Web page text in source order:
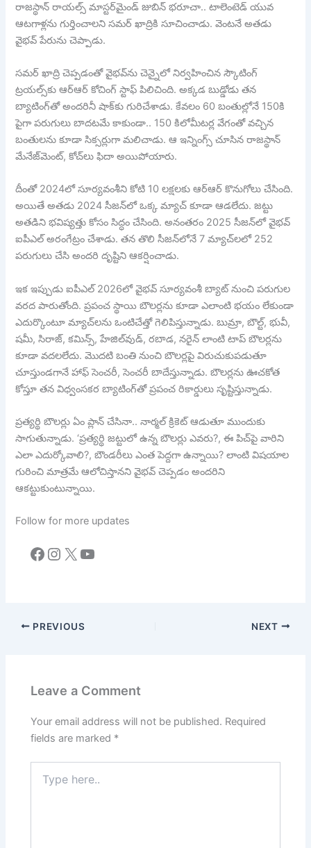
రాజస్థాన్ రాయల్స్ మాస్టర్‌మైండ్ జుబిన్ భరూచా.. టాలెంటెడ్ యువ
ఆటగాళ్లను గుర్తించాలని సమర్ ఖాద్రికి సూచించాడు. వెంటనే అతడు
వైభవ్ పేరును చెప్పాడు.
సమర్ ఖాద్రి చెప్పడంతో వైభవ్‌ను చెన్నైలో నిర్వహించిన స్కౌటింగ్
ట్రయల్స్‌కు ఆర్ఆర్ కోచింగ్ స్టాఫ్ పిలిచింది. అక్కడ బుడ్డోడు తన
బ్యాటింగ్‌తో అందరినీ షాక్‌కు గురిచేశాడు. కేవలం 60 బంతుల్లోనే 150కి
పైగా పరుగులు బాదటమే కాకుండా.. 150 కిలోమీటర్ల వేగంతో వచ్చిన
బంతులను కూడా సిక్సర్లుగా మలిచాడు. ఆ ఇన్నింగ్స్ చూసిన రాజస్థాన్
మేనేజ్‌మెంట్, కోచ్‌లు ఫిదా అయిపోయారు.
దీంతో 2024లో సూర్యవంశీని కోటి 10 లక్షలకు ఆర్ఆర్ కొనుగోలు చేసింది.
అయితే అతడు 2024 సీజన్‌లో ఒక్క మ్యాచ్ కూడా ఆడలేదు. జట్టు
అతడిని భవిష్యత్తు కోసం సిద్ధం చేసింది. అనంతరం 2025 సీజన్‌లో వైభవ్
ఐపీఎల్ అరంగేట్రం చేశాడు. తన తొలి సీజన్‌లోనే 7 మ్యాచ్‌లలో 252
పరుగులు చేసి అందరి దృష్టిని ఆకర్షించాడు.
ఇక ఇప్పుడు ఐపీఎల్ 2026లో వైభవ్ సూర్యవంశీ బ్యాట్ నుంచి పరుగుల
వరద పారుతోంది. ప్రపంచ స్థాయి బౌలర్లను కూడా ఎలాంటి భయం లేకుండా
ఎదుర్కొంటూ మ్యాచ్‌లను ఒంటిచేత్తో గెలిపిస్తున్నాడు. బుమ్రా, బౌల్ట్, భువీ,
షమీ, సిరాజ్, కమిన్స్, హేజిల్‌వుడ్‌, రబాడ, నరైన్ లాంటి టాప్ బౌలర్లను
కూడా వదలలేదు. మొదటి బంతి నుంచి బౌలర్లపై విరుచుకుపడుతూ
చూస్తుండగానే హాఫ్ సెంచరీ, సెంచరీ బాదేస్తున్నాడు. బౌలర్లను ఊచకోత
కోస్తూ తన విధ్వంసకర బ్యాటింగ్‌తో ప్రపంచ రికార్డులు సృష్టిస్తున్నాడు.
ప్రత్యర్థి బౌలర్లు ఏం ప్లాన్ చేసినా.. నార్మల్ క్రికెట్ ఆడుతూ ముందుకు
సాగుతున్నాడు. ‘ప్రత్యర్థి జట్టులో ఉన్న బౌలర్లు ఎవరు?, ఈ పిచ్‌పై వారిని
ఎలా ఎదుర్కోవాలి?, బౌండరీలు ఎంత పెద్దగా ఉన్నాయి? లాంటి విషయాల
గురించి మాత్రమే ఆలోచిస్తానని వైభవ్ చెప్పడం అందరిని
ఆకట్టుకుంటున్నాయి.
Follow for more updates
Facebook
Instagram
X YouTube
PREVIOUS NEXT
Leave a Comment
Your email address will not be published. Required
fields are marked *
here..